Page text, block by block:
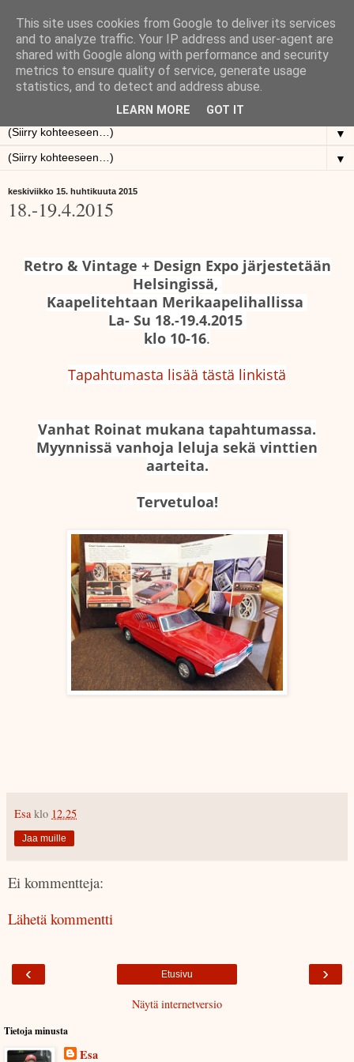
Osto- ja Myyntiliike Vanhat
Roinat
▼
▼
keskiviikko 15. huhtikuuta 2015
18.-19.4.2015
Retro & Vintage + Design Expo järjestetään
Helsingissä,
Kaapelitehtaan Merikaapelihallissa
La- Su 18.-19.4.2015
klo 10-16.
Tapahtumasta lisää tästä linkistä
Vanhat Roinat mukana tapahtumassa.
Myynnissä vanhoja leluja sekä vinttien
aarteita.
Tervetuloa!
Esa klo 12.25
Jaa muille
Ei kommentteja:
Lähetä kommentti
‹ ›
Etusivu
Näytä internetversio
Tietoja minusta
Esa
This site uses cookies from Google to deliver its services
and to analyze traffic. Your IP address and user-agent are
shared with Google along with performance and security
metrics to ensure quality of service, generate usage
statistics, and to detect and address abuse.
LEARN MORE GOT IT